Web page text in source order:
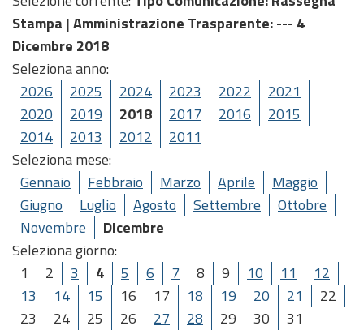
Stampa |Amministrazione Trasparente: --- 4
Dicembre 2018
Seleziona anno:
2026
2025 2024 2023 2022
2021
2020
2019 2018 2017 2016
2015
2014
2013 2012
2011
Seleziona mese:
Gennaio
Febbraio Marzo Aprile
Maggio
Giugno
Luglio Agosto Settembre
Ottobre
Novembre
Dicembre
Seleziona giorno:
1
2 3 4 5 6 7 8 9 10 11
12
13
14 15 16 17 18 19 20 21
22
23
24 25 26 27 28 29 30 31